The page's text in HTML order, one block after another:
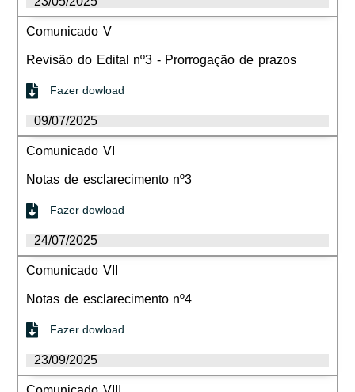
Comunicado V
Revisão do Edital nº3 - Prorrogação de prazos
Fazer dowload
09/07/2025
Comunicado VI
Notas de esclarecimento nº3
Fazer dowload
24/07/2025
Comunicado VII
Notas de esclarecimento nº4
Fazer dowload
23/09/2025